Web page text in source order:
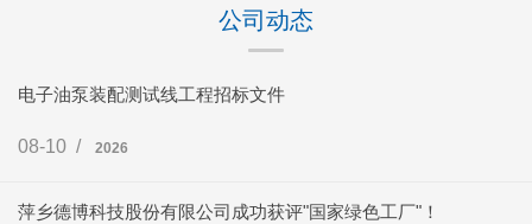
公司动态
电子油泵装配测试线工程招标文件
08-10 / 2026
萍乡德博科技股份有限公司成功获评"国家绿色工厂"！